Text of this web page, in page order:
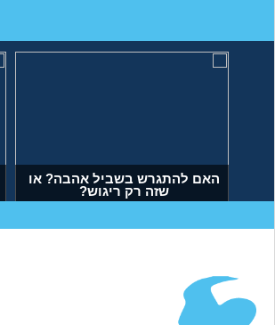
האם להתגרש בשביל אהבה? או
שזה רק ריגוש?